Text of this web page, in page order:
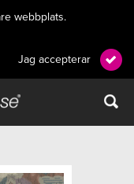
webbplats.
Jag accepterar